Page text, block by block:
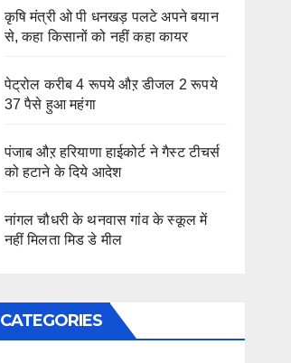
कृषि मंत्री ओ पी धनखड़ पलटे अपने बयान
से, कहा किसानों को नहीं कहा कायर
पेट्रोल करीब 4 रूपये औऱ डीजल 2 रूपये
37 पैसे हुआ महंगा
पंजाब औऱ हरियाणा हाईकोर्ट ने गैस्ट टीचर्स
को हटाने के दिये आदेश
नांगल चौधरी के थनवास गांव के स्कूल में
नहीं मिलता मिड डे मील
CATEGORIES